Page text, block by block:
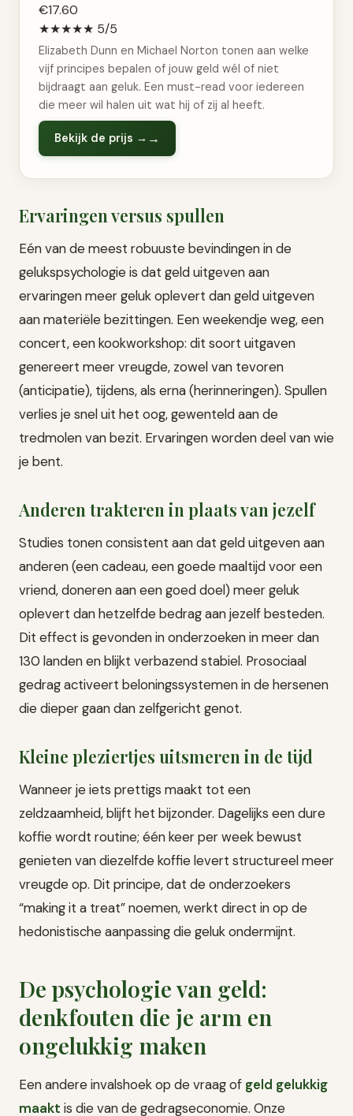
€17.60
★★★★★ 5/5
Elizabeth Dunn en Michael Norton tonen aan welke
vijf principes bepalen of jouw geld wél of niet
bijdraagt aan geluk. Een must-read voor iedereen
die meer wil halen uit wat hij of zij al heeft.
Bekijk de prijs →
Ervaringen versus spullen
Eén van de meest robuuste bevindingen in de
gelukspsychologie is dat geld uitgeven aan
ervaringen meer geluk oplevert dan geld uitgeven
aan materiële bezittingen. Een weekendje weg, een
concert, een kookworkshop: dit soort uitgaven
genereert meer vreugde, zowel van tevoren
(anticipatie), tijdens, als erna (herinneringen). Spullen
verlies je snel uit het oog, gewenteld aan de
tredmolen van bezit. Ervaringen worden deel van wie
je bent.
Anderen trakteren in plaats van jezelf
Studies tonen consistent aan dat geld uitgeven aan
anderen (een cadeau, een goede maaltijd voor een
vriend, doneren aan een goed doel) meer geluk
oplevert dan hetzelfde bedrag aan jezelf besteden.
Dit effect is gevonden in onderzoeken in meer dan
130 landen en blijkt verbazend stabiel. Prosociaal
gedrag activeert beloningssystemen in de hersenen
die dieper gaan dan zelfgericht genot.
Kleine pleziertjes uitsmeren in de tijd
Wanneer je iets prettigs maakt tot een
zeldzaamheid, blijft het bijzonder. Dagelijks een dure
koffie wordt routine; één keer per week bewust
genieten van diezelfde koffie levert structureel meer
vreugde op. Dit principe, dat de onderzoekers
“making it a treat” noemen, werkt direct in op de
hedonistische aanpassing die geluk ondermijnt.
De psychologie van geld:
denkfouten die je arm en
ongelukkig maken
Een andere invalshoek op de vraag of geld gelukkig
maakt is die van de gedragseconomie. Onze